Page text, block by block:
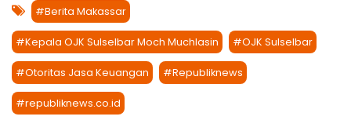
#Berita Makassar
#Kepala OJK Sulselbar Moch Muchlasin #OJK Sulselbar
#Otoritas Jasa Keuangan #Republiknews
#republiknews.co.id